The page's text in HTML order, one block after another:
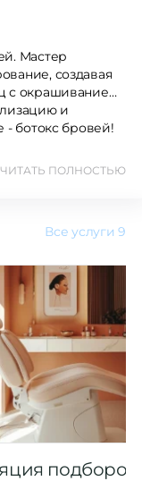
Мастер
создавая
с окрашиванием
и
- ботокс бровей!
ЧИТАТЬ ПОЛНОСТЬЮ
Все услуги9